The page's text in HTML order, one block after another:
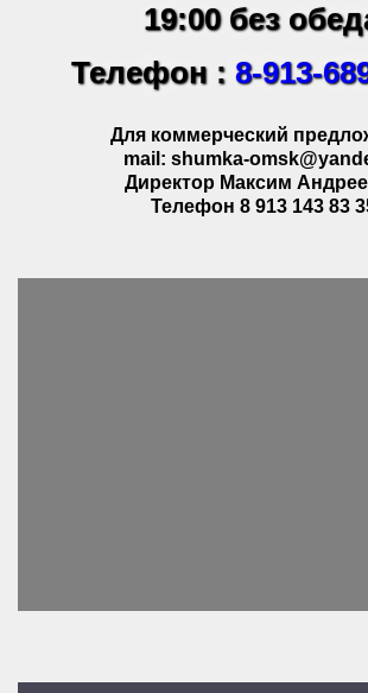
19:00 без
Телефон : 8-913-
Для коммерческий
mail: shumka-
Директор Максим
Телефон 8 913 143 83